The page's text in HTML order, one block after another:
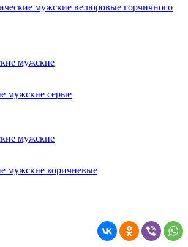
мужские велюровые горчичного
мужские серые
мужские коричневые